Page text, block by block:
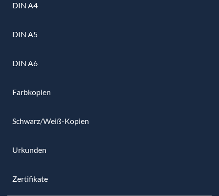
DIN A4
DIN A5
DIN A6
Farbkopien
Schwarz/Weiß-Kopien
Urkunden
Zertifikate